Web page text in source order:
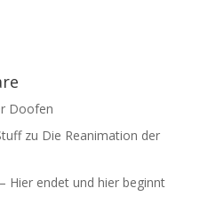
Doofen
zu Die Reanimation der
Hier endet und hier beginnt